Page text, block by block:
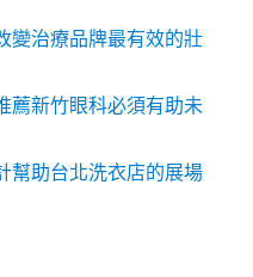
變治療品牌最有效的壯
薦新竹眼科必須有助未
幫助台北洗衣店的展場